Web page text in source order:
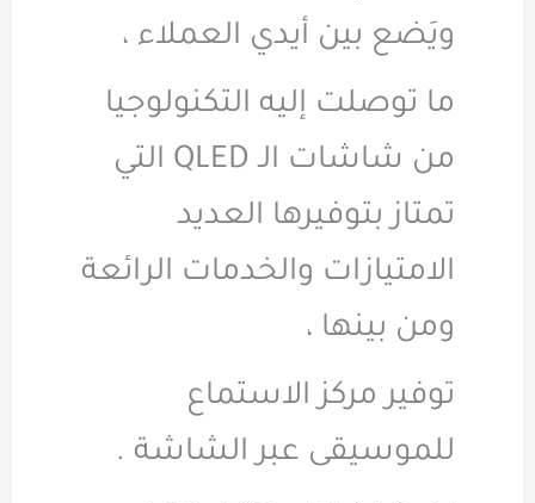
ويَضع بين أيدي العملاء ،
ما توصلت إليه التكنولوجيا
من شاشات الـ QLED التي
تمتاز بتوفيرها العديد
الامتيازات والخدمات الرائعة
ومن بينها ،
توفير مركز الاستماع
للموسيقى عبر الشاشة .